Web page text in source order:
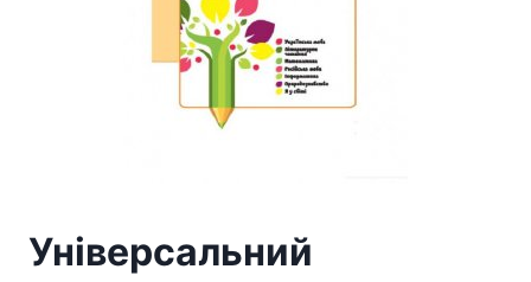
Універсальний